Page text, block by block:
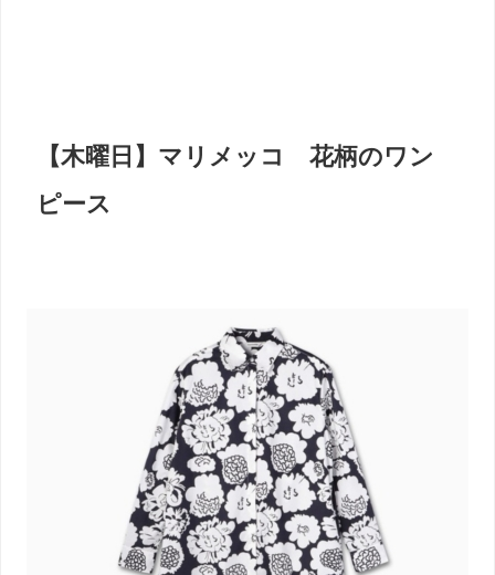
【木曜日】マリメッコ 花柄のワン
ピース